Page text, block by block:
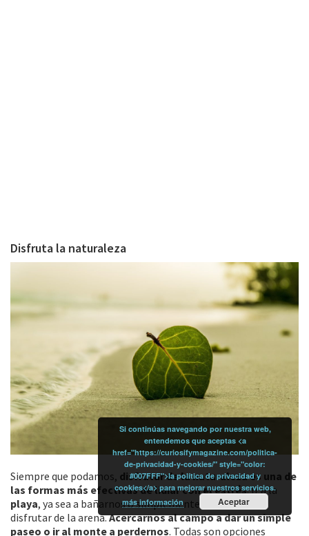
Disfruta la naturaleza
Siempre que podamos, disfrutar de la naturaleza es una de
las formas más efectivas de lidiar con el estrés. Ir a la
playa, ya sea a bañarnos o simplemente a ver elmar
disfrutar de la arena.Acercarnos al campo a dar un simple
paseo o ir al monte a perdernos. Todas son opciones
Si continúas navegando por nuestra web,
entendemos que aceptas <a
href="https://curiosifymagazine.com/politica-
de-privacidad-y-cookies/" style="color:
#007FFF">la política de privacidad y
cookies</a> para mejorar nuestros servicios.
más información
Aceptar